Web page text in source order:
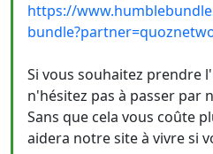
https://
Si vous souhaitez prendre
n'hésitez pas à passer par
Sans que cela vous coûte
aidera notre site à vivre si